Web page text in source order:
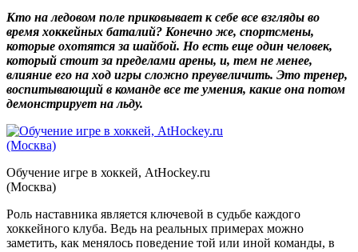
Кто на ледовом поле приковывает к себе все взгляды во
время хоккейных баталий? Конечно же, спортсмены,
которые охотятся за шайбой. Но есть еще один человек,
который стоит за пределами арены, и, тем не менее,
влияние его на ход игры сложно преувеличить. Это тренер,
воспитывающий в команде все те умения, какие она потом
демонстрирует на льду.
Обучение игре в хоккей, AtHockey.ru
(Москва)
Роль наставника является ключевой в судьбе каждого
хоккейного клуба. Ведь на реальных примерах можно
заметить, как менялось поведение той или иной команды, в